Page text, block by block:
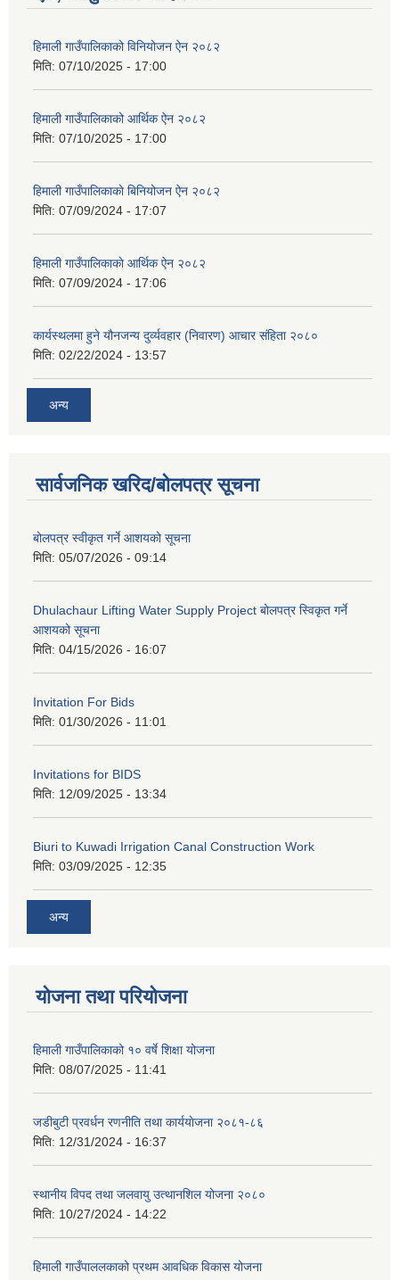
हिमाली गाउँपालिकाको विनियोजन ऐन २०८२
मिति: 07/10/2025 - 17:00
हिमाली गाउँपालिकाको आर्थिक ऐन २०८२
मिति: 07/10/2025 - 17:00
हिमाली गाउँपालिकाकाे बिनियोजन ऐन २०८२
मिति: 07/09/2024 - 17:07
हिमाली गाउँपालिकाकाे आर्थिक ऐन २०८२
मिति: 07/09/2024 - 17:06
कार्यस्थलमा हुने यौनजन्य दुर्व्यवहार (निवारण) आचार संहिता २०८०
मिति: 02/22/2024 - 13:57
अन्य
सार्वजनिक खरिद/बोलपत्र सूचना
बोलपत्र स्वीकृत गर्ने आशयको सूचना
मिति: 05/07/2026 - 09:14
Dhulachaur Lifting Water Supply Project बोलपत्र स्विकृत गर्ने
आशयको सूचना
मिति: 04/15/2026 - 16:07
Invitation For Bids
मिति: 01/30/2026 - 11:01
Invitations for BIDS
मिति: 12/09/2025 - 13:34
Biuri to Kuwadi Irrigation Canal Construction Work
मिति: 03/09/2025 - 12:35
अन्य
योजना तथा परियोजना
हिमाली गाउँपालिकाको १० वर्षे शिक्षा योजना
मिति: 08/07/2025 - 11:41
जडीबुटी प्रवर्धन रणनीति तथा कार्ययाेजना २०८१-८६
मिति: 12/31/2024 - 16:37
स्थानीय विपद तथा जलवायु उत्थानशिल योजना २०८०
मिति: 10/27/2024 - 14:22
हिमाली गाउँपाललकाको प्रथम आवधिक विकास योजना